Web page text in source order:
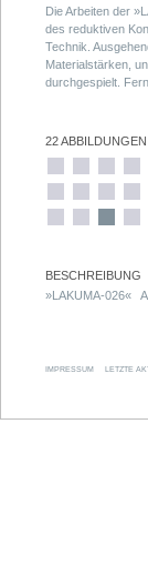
Die Arbeiten der
des reduktiven
Technik.
Materialstärken,
durchgespielt.
22 ABBILDUNGEN
BESCHREIBUNG
»LAKUMA-026«
IMPRESSUM LETZTE